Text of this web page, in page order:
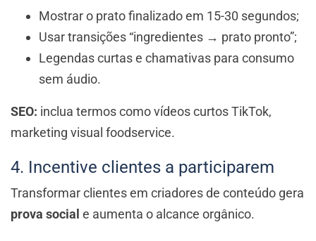
Mostrar o prato finalizado em 15-30 segundos;
Usar transições “ingredientes → prato pronto”;
Legendas curtas e chamativas para consumo
sem áudio.
SEO: inclua termos como vídeos curtos TikTok,
marketing visual foodservice.
4. Incentive clientes a participarem
Transformar clientes em criadores de conteúdo gera
prova social e aumenta o alcance orgânico.